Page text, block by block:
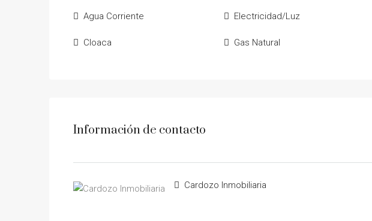
Agua Corriente
Cloaca
Electricidad/Luz
Gas Natural
Información de contacto
Cardozo Inmobiliaria